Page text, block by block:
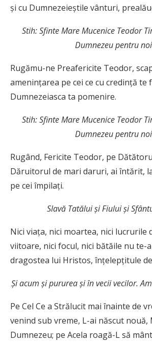
şi cu Dumnezeieştile vânturi,
Stih: Sfinte Mare Mucenice Teodor
Dumnezeu pentru
Rugămu-ne Preafericite Teodor,
ameninţarea pe cei ce cu credinţă te
Dumnezeiasca ta pomenire.
Stih: Sfinte Mare Mucenice Teodor
Dumnezeu pentru
Rugând, Fericite Teodor, pe
Dăruitorul de mari daruri, ai întărit,
pe cei împilaţi.
Slavă Tatălui şi Fiului şi
Nici viaţa, nici moartea, nici lucrurile
viitoare, nici focul, nici bătăile nu te-
dragostea lui Hristos, înţelepţitule
Şi acum şi pururea şi în vecii vecilor.
Pe Cel Ce a Strălucit mai înainte de
venind sub vreme, L-ai născut nouă,
Dumnezeu; pe Acela roagă-L să